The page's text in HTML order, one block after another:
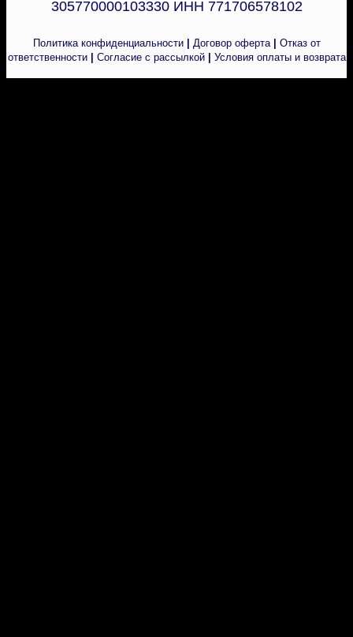
305770000103330 ИНН 771706578102
Политика конфиденциальности| Договор оферта| Отказ от
ответственности| Согласие с рассылкой Условия оплаты и возврата